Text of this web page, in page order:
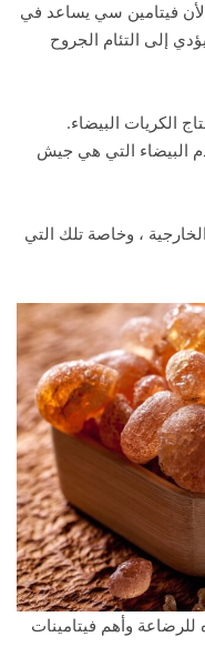
لأن فيتامين سي يساعد في
إلى التئام الجروح
الكريات البيضاء.
البيضاء التي هي جيش
، وخاصة تلك التي
للرضاعة وأهم فيتامينات